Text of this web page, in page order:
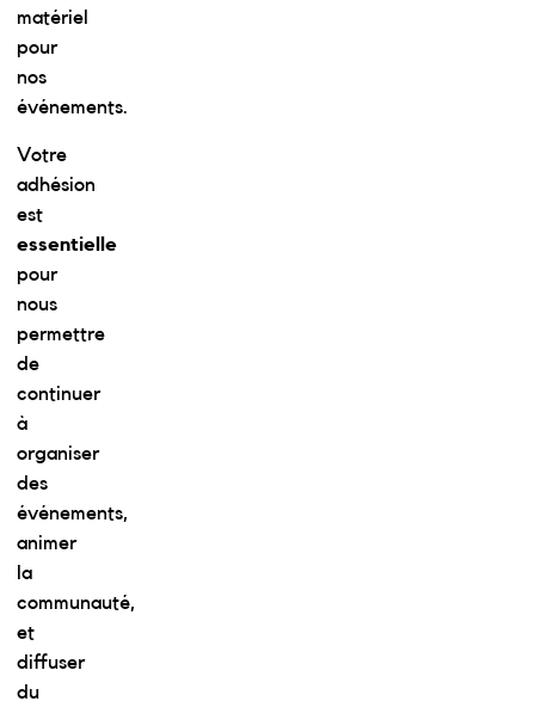
matériel
pour
nos
événements.
Votre
adhésion
est
essentielle
pour
nous
permettre
de
continuer
à
organiser
des
événements,
animer
la
communauté,
et
diffuser
du